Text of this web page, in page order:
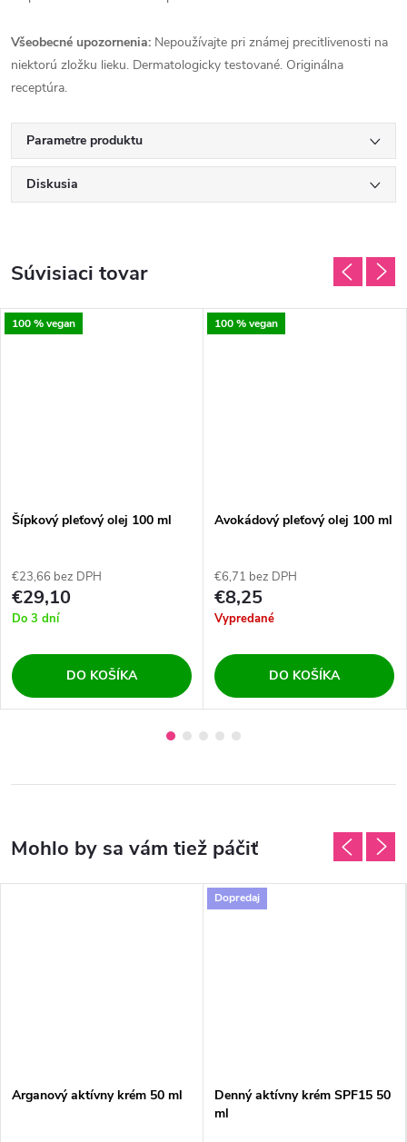
Všeobecné upozornenia: Nepoužívajte pri známej precitlivenosti na
niektorú zložku lieku. Dermatologicky testované. Originálna
receptúra.
Parametre produktu
Diskusia
Súvisiaci tovar
100 % vegan
Šípkový pleťový olej 100 ml
€23,66 bez DPH
€29,10
Do 3 dní
DO KOŠÍKA
100 % vegan
Avokádový pleťový olej 100 ml
€6,71 bez DPH
€8,25
Vypredané
DO KOŠÍKA
Arganový aktívny krém 50 ml
Dopredaj
Denný aktívny krém SPF15 50
ml